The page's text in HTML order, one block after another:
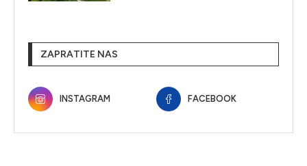
ZAPRATITE NAS
INSTAGRAM FACEBOOK